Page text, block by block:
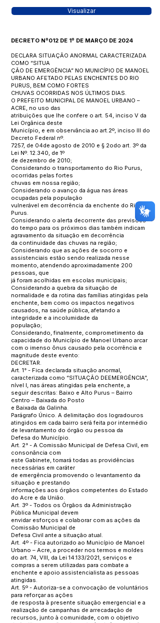
Visualizar
DECRETO Nº012 DE 1º DE MARÇO DE 2024
DECLARA SITUAÇÃO ANORMAL CARACTERIZADA
COMO “SITUA
ÇÃO DE EMERGÊNCIA” NO MUNICÍPIO DE MANOEL
URBANO AFETADO PELAS ENCHENTES DO RIO
PURUS, BEM COMO FORTES
CHUVAS OCORRIDAS NOS ÚLTIMOS DIAS.
O PREFEITO MUNICIPAL DE MANOEL URBANO –
ACRE, no uso das
atribuições que lhe confere o art. 54, inciso V da
Lei Orgânica deste
Município, e em observância ao art.2º, inciso III do
Decreto Federal nº.
7257, de 04de agosto de 2010 e § 2odo art. 3º da
Lei Nº. 12.340, de 1º
de dezembro de 2010;
Considerando o transportamento do Rio Purus,
ocorridas pelas fortes
chuvas em nossa região;
Considerando o avanço da água nas áreas
ocupadas pela população
vulnerável em decorrência da enchente do Rio
Purus.
Considerando o alerta decorrente das previsões
do tempo para os próximos dias também indicam
agravamento da situação em decorrência
da continuidade das chuvas na região;
Considerando que as ações de socorro e
assistenciais estão sendo realizada nesse
momento, atendendo aproximadamente 200
pessoas, que
já foram acolhidas em escolas municipais;
Considerando a quebra da situação de
normalidade e da rotina das famílias atingidas pela
enchente, bem como os impactos negativos
causados, na saúde pública, afetando a
integridade e a incolumidade da
população;
Considerando, finalmente, comprometimento da
capacidade do Município de Manoel Urbano arcar
com o imenso ônus causado pela ocorrência e
magnitude deste evento:
DECRETAR.
Art. 1° - Fica declarada situação anormal,
caracterizada como “SITUAÇÃO DEEMERGÊNCIA”,
nível I, nas áreas atingidas pela enchente, a
seguir descritas: Baixo e Alto Purus – Bairro
Centro – Baixada do Posto
e Baixada da Galinha.
Parágrafo Único. A delimitação dos logradouros
atingidos em cada bairro será feita por intermédio
de levantamento do órgão ou pessoa da
Defesa do Município.
Art. 2° - A Comissão Municipal de Defesa Civil, em
consonância com
este Gabinete, tomará todas as providências
necessárias em caráter
de emergência promovendo o levantamento da
situação e prestando
informações aos órgãos competentes do Estado
do Acre e da União.
Art. 3º - Todos os Órgãos da Administração
Pública Municipal devem
envidar esforços e colaborar com as ações da
Comissão Municipal de
Defesa Civil ante a situação atual.
Art. 4º - Fica autorizado ao Município de Manoel
Urbano – Acre, a proceder nos termos e moldes
do art. 74, VIII, da Lei 14.133/2021, serviços e
compras a serem utilizadas para combate a
enchente e apoio assistencialista as pessoas
atingidas.
Art. 5º - Autoriza-se a convocação de voluntários
para reforçar as ações
de resposta à presente situação emergencial e a
realização de campanhas de arrecadação de
recursos, junto à comunidade, com o objetivo